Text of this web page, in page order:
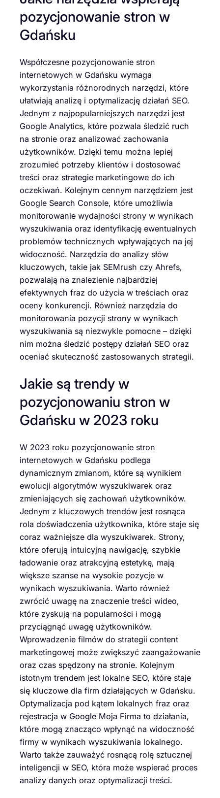
pozycjonowanie stron w
Gdańsku
Współczesne pozycjonowanie stron
internetowych w Gdańsku wymaga
wykorzystania różnorodnych narzędzi, które
ułatwiają analizę i optymalizację działań SEO.
Jednym z najpopularniejszych narzędzi jest
Google Analytics, które pozwala śledzić ruch
na stronie oraz analizować zachowania
użytkowników. Dzięki temu można lepiej
zrozumieć potrzeby klientów i dostosować
treści oraz strategie marketingowe do ich
oczekiwań. Kolejnym cennym narzędziem jest
Google Search Console, które umożliwia
monitorowanie wydajności strony w wynikach
wyszukiwania oraz identyfikację ewentualnych
problemów technicznych wpływających na jej
widoczność. Narzędzia do analizy słów
kluczowych, takie jak SEMrush czy Ahrefs,
pozwalają na znalezienie najbardziej
efektywnych fraz do użycia w treściach oraz
oceny konkurencji. Również narzędzia do
monitorowania pozycji strony w wynikach
wyszukiwania są niezwykle pomocne – dzięki
nim można śledzić postępy działań SEO oraz
oceniać skuteczność zastosowanych strategii.
Jakie są trendy w
pozycjonowaniu stron w
Gdańsku w 2023 roku
W 2023 roku pozycjonowanie stron
internetowych w Gdańsku podlega
dynamicznym zmianom, które są wynikiem
ewolucji algorytmów wyszukiwarek oraz
zmieniających się zachowań użytkowników.
Jednym z kluczowych trendów jest rosnąca
rola doświadczenia użytkownika, które staje się
coraz ważniejsze dla wyszukiwarek. Strony,
które oferują intuicyjną nawigację, szybkie
ładowanie oraz atrakcyjną estetykę, mają
większe szanse na wysokie pozycje w
wynikach wyszukiwania. Warto również
zwrócić uwagę na znaczenie treści wideo,
które zyskują na popularności i mogą
przyciągnąć uwagę użytkowników.
Wprowadzenie filmów do strategii content
marketingowej może zwiększyć zaangażowanie
oraz czas spędzony na stronie. Kolejnym
istotnym trendem jest lokalne SEO, które staje
się kluczowe dla firm działających w Gdańsku.
Optymalizacja pod kątem lokalnych fraz oraz
rejestracja w Google Moja Firma to działania,
które mogą znacząco wpłynąć na widoczność
firmy w wynikach wyszukiwania lokalnego.
Warto także zauważyć rosnącą rolę sztucznej
inteligencji w SEO, która może wspierać proces
analizy danych oraz optymalizacji treści.